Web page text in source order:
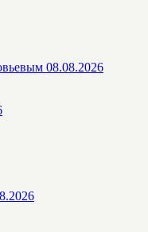
08.08.2026